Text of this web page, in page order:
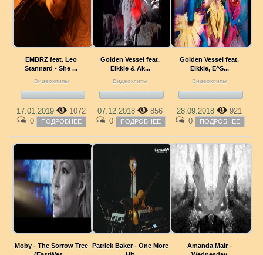
EMBRZ feat. Leo
Stannard - She ...
Видеоклипы
17.01.2019
1072
0
ПОДРОБНЕЕ
Golden Vessel feat.
Elkkle & Ak...
Видеоклипы
07.12.2018
856
0
ПОДРОБНЕЕ
Golden Vessel feat.
Elkkle, E^S...
Видеоклипы
28.09.2018
921
0
ПОДРОБНЕЕ
Moby - The Sorrow Tree Patrick Baker - One More
Amanda Mair -